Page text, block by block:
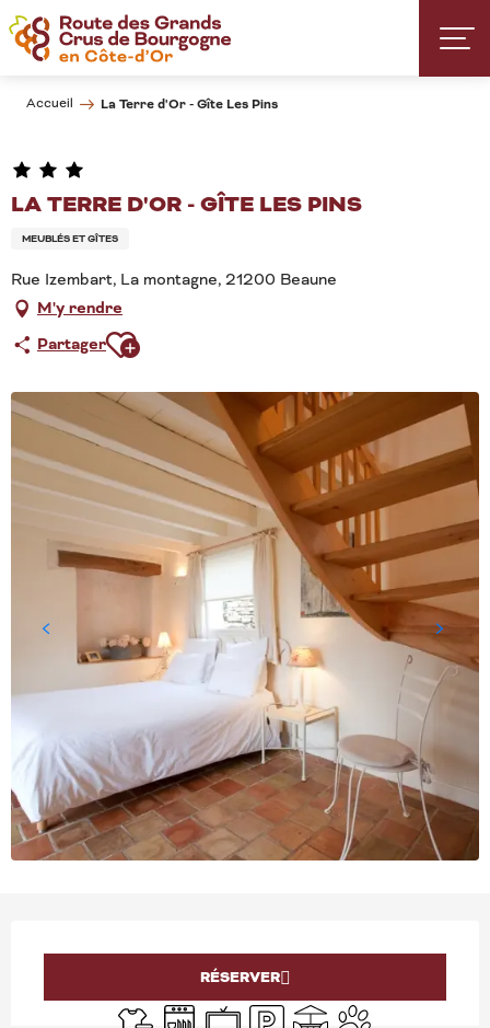
Aller
au
contenu
Accueil La Terre d'Or - Gîte Les Pins
LA TERRE D'OR - GÎTE LES PINS
MEUBLÉS ET GÎTES
Rue Izembart, La montagne, 21200 Beaune
M'y rendre
PartagerAjouter aux favoris
OUVERTURE ET
RÉSERVER
Draps et linge
Lave vaisselle
TélévisionParkingTerrasseAnimaux acceptés